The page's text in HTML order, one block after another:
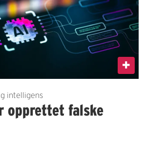
intelligens
opprettet falske